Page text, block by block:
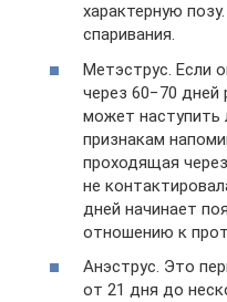
характерную
спаривания.
Метэструс. Если
через 60−70
может наступить
признакам
проходящая
не
дней начинает
отношению к
Анэструс. Это
от 21 дня до